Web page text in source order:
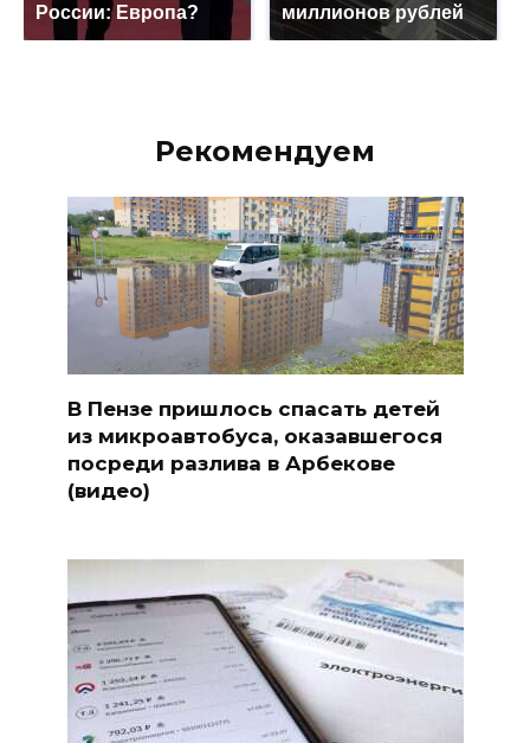
России: Европа?
миллионов рублей
Рекомендуем
В Пензе пришлось спасать детей
из микроавтобуса, оказавшегося
посреди разлива в Арбекове
(видео)